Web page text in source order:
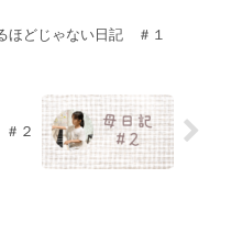
ほどじゃない日記 ＃１
２